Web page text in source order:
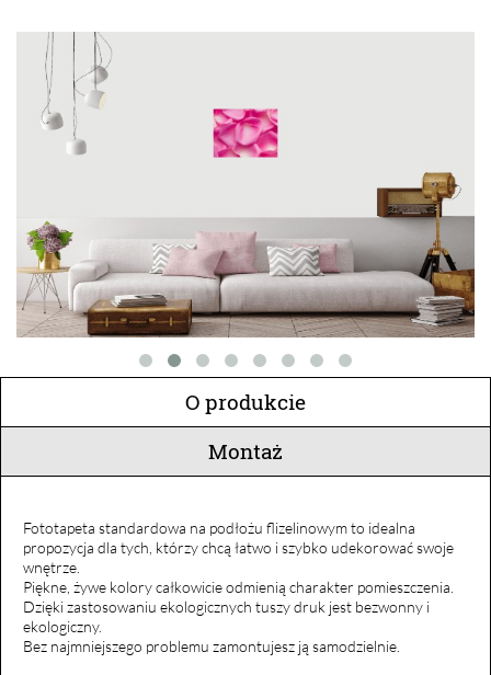
O produkcie
Montaż
Fototapeta standardowa na podłożu flizelinowym to idealna
propozycja dla tych, którzy chcą łatwo i szybko udekorować swoje
wnętrze.
Piękne, żywe kolory całkowicie odmienią charakter pomieszczenia.
Dzięki zastosowaniu ekologicznych tuszy druk jest bezwonny i
ekologiczny.
Bez najmniejszego problemu zamontujesz ją samodzielnie.